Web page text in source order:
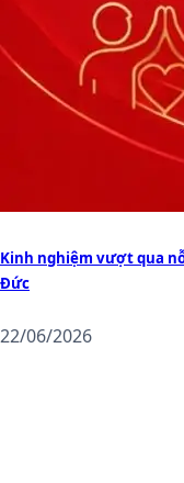
Kinh nghiệm vượt qua
Đức
22/06/2026